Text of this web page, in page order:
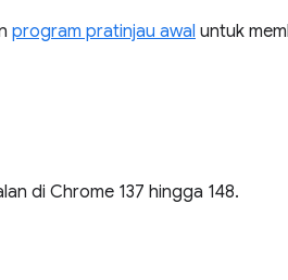
program pratinjau awal untuk
di Chrome 137 hingga 148.